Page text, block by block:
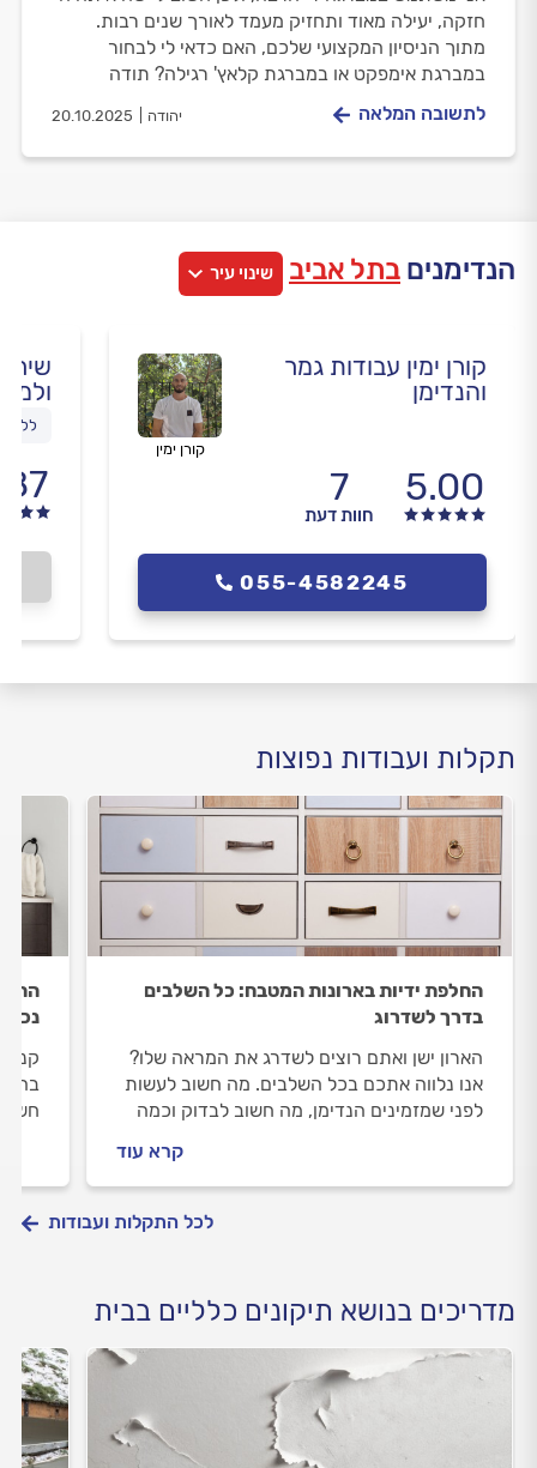
חזקה, יעילה מאוד ותחזיק מעמד לאורך שנים רבות.
מתוך הניסיון המקצועי שלכם, האם כדאי לי לבחור
במברגת אימפקט או במברגת קלאץ' רגילה? תודה
יהודה 20.10.2025 לתשובה המלאה
הנדימנים בתל אביב שינוי עיר
קורן ימין עבודות גמר
והנדימן
5.00
7
חוות דעת
קורן ימין
055-4582245
ללא
תקלות ועבודות נפוצות
החלפת ידיות בארונות המטבח: כל השלבים
בדרך לשדרוג
הארון ישן ואתם רוצים לשדרג את המראה שלו?
אנו נלווה אתכם בכל השלבים. מה חשוב לעשות
לפני שמזמינים הנדימן, מה חשוב לבדוק וכמה
קרא עוד
לכל התקלות ועבודות
מדריכים בנושא תיקונים כלליים בבית